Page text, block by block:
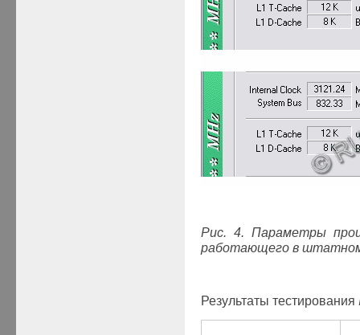
Рис. 4. Параметры
работающего в
Результаты тестирования